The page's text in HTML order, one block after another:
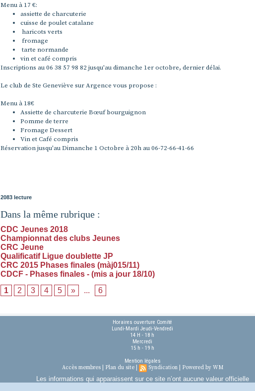
Menu à 17 €:
assiette de charcuterie
cuisse de poulet catalane
haricots verts
fromage
tarte normande
vin et café compris
Inscriptions au 06 38 57 98 82 jusqu'au dimanche 1er octobre, dernier délai.
Le club de Ste Geneviève sur Argence vous propose :
Menu à 18€
Assiette de charcuterie Bœuf bourguignon
Pomme de terre
Fromage Dessert
Vin et Café compris
Réservation jusqu'au Dimanche 1 Octobre à 20h au 06-72-66-41-66
2083 lecture
Dans la même rubrique :
CDC Jeunes 2018
Championnat des clubs Jeunes
CRC Jeune
Qualificatif Ligue doublette JP
CRC 2015 Phases finales (màj015/11)
CDCF - Phases finales - (mis a jour 18/10)
1
2 3 4 5 » ... 6
Horaires ouverture Comité
Lundi-Mardi Jeudi-Vendredi
14 H - 18 h
Mercredi
15 h - 19 h
Mention légales
Accès membres Plan du site Syndication Powered by WM
Les informations qui apparaissent sur ce site n’ont aucune valeur officielle